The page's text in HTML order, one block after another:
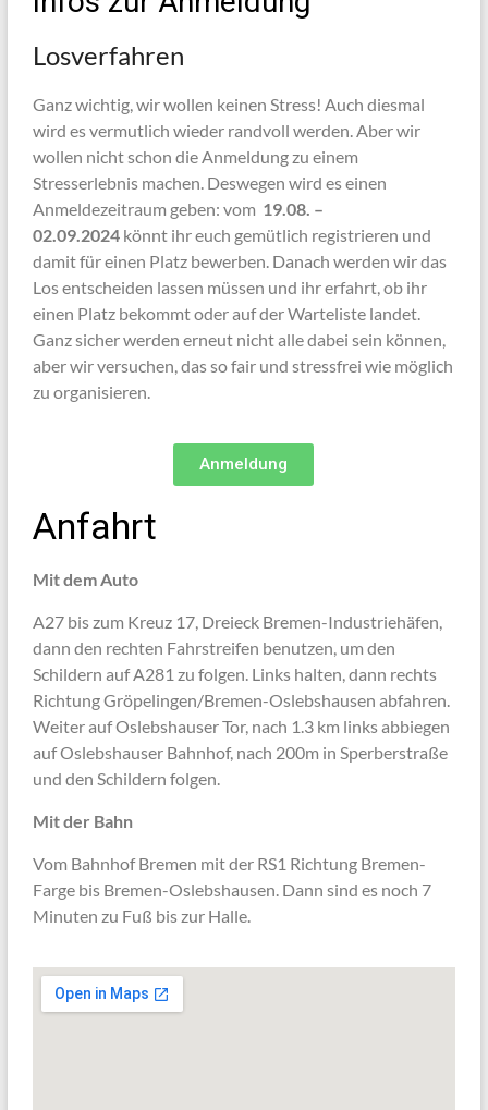
Losverfahren
Ganz wichtig, wir wollen keinen Stress! Auch diesmal
wird es vermutlich wieder randvoll werden. Aber wir
wollen nicht schon die Anmeldung zu einem
Stresserlebnis machen. Deswegen wird es einen
Anmeldezeitraum geben: vom 19.08. –
02.09.2024könnt ihr euch gemütlich registrieren und
damit für einen Platz bewerben. Danach werden wir das
Los entscheiden lassen müssen und ihr erfahrt, ob ihr
einen Platz bekommt oder auf der Warteliste landet.
Ganz sicher werden erneut nicht alle dabei sein können,
aber wir versuchen, das so fair und stressfrei wie möglich
zu organisieren.
Anmeldung
Anfahrt
Mit dem Auto
A27 bis zum Kreuz 17, Dreieck Bremen-Industriehäfen,
dann den rechten Fahrstreifen benutzen, um den
Schildern auf A281 zu folgen. Links halten, dann rechts
Richtung Gröpelingen/Bremen-Oslebshausen abfahren.
Weiter auf Oslebshauser Tor, nach 1.3 km links abbiegen
auf Oslebshauser Bahnhof, nach 200m in Sperberstraße
und den Schildern folgen.
Mit der Bahn
Vom Bahnhof Bremen mit der RS1 Richtung Bremen-
Farge bis Bremen-Oslebshausen. Dann sind es noch 7
Minuten zu Fuß bis zur Halle.